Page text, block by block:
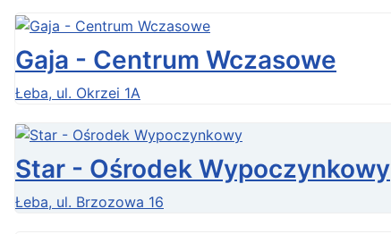
Gaja - Centrum Wczasowe
Łeba, ul. Okrzei 1A
Star - Ośrodek Wypoczynkowy
Łeba, ul. Brzozowa 16